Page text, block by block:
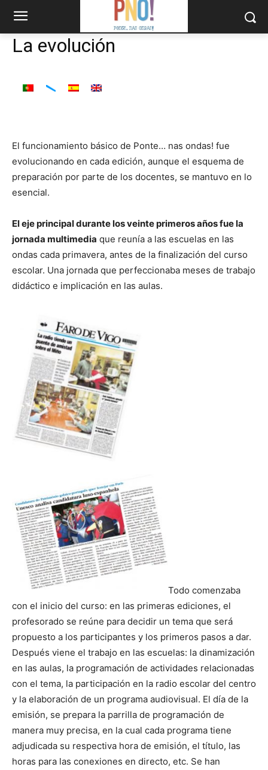
La evolución
El funcionamiento básico de Ponte… nas ondas! fue
evolucionando en cada edición, aunque el esquema de
preparación por parte de los docentes, se mantuvo en lo
esencial.
El eje principal durante los veinte primeros años fue la
jornada multimedia que reunía a las escuelas en las
ondas cada primavera, antes de la finalización del curso
escolar. Una jornada que perfeccionaba meses de trabajo
didáctico e implicación en las aulas.
Todo comenzaba
con el inicio del curso: en las primeras ediciones, el
profesorado se reúne para decidir un tema que será
propuesto a los participantes y los primeros pasos a dar.
Después viene el trabajo en las escuelas: la dinamización
en las aulas, la programación de actividades relacionadas
con el tema, la participación en la radio escolar del centro
y la elaboración de un programa audiovisual. El día de la
emisión, se prepara la parrilla de programación de
manera muy precisa, en la cual cada programa tiene
adjudicada su respectiva hora de emisión, el título, las
horas para las conexiones en directo, etc. Se han